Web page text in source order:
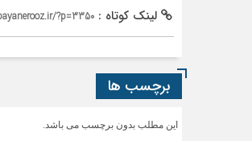
لینک کوتاه : ?p=3350
برچسب ها
این مطلب بدون برچسب می باشد.